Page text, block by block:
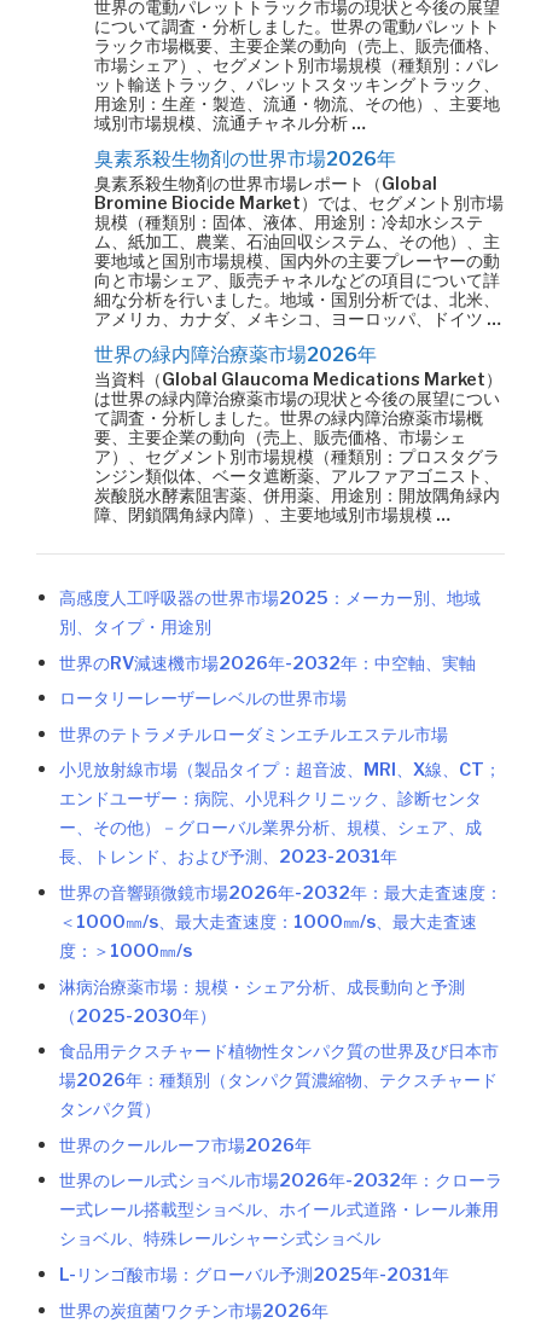
世界の電動パレットトラック市場の現状と今後の展望
について調査・分析しました。世界の電動パレットト
ラック市場概要、主要企業の動向（売上、販売価格、
市場シェア）、セグメント別市場規模（種類別：パレ
ット輸送トラック、パレットスタッキングトラック、
用途別：生産・製造、流通・物流、その他）、主要地
域別市場規模、流通チャネル分析 …
臭素系殺生物剤の世界市場2026年
臭素系殺生物剤の世界市場レポート（Global
Bromine Biocide Market）では、セグメント別市場
規模（種類別：固体、液体、用途別：冷却水システ
ム、紙加工、農業、石油回収システム、その他）、主
要地域と国別市場規模、国内外の主要プレーヤーの動
向と市場シェア、販売チャネルなどの項目について詳
細な分析を行いました。地域・国別分析では、北米、
アメリカ、カナダ、メキシコ、ヨーロッパ、ドイツ …
世界の緑内障治療薬市場2026年
当資料（Global Glaucoma Medications Market）
は世界の緑内障治療薬市場の現状と今後の展望につい
て調査・分析しました。世界の緑内障治療薬市場概
要、主要企業の動向（売上、販売価格、市場シェ
ア）、セグメント別市場規模（種類別：プロスタグラ
ンジン類似体、ベータ遮断薬、アルファアゴニスト、
炭酸脱水酵素阻害薬、併用薬、用途別：開放隅角緑内
障、閉鎖隅角緑内障）、主要地域別市場規模 …
高感度人工呼吸器の世界市場2025：メーカー別、地域
別、タイプ・用途別
世界のRV減速機市場2026年-2032年：中空軸、実軸
ロータリーレーザーレベルの世界市場
世界のテトラメチルローダミンエチルエステル市場
小児放射線市場（製品タイプ：超音波、MRI、X線、CT；
エンドユーザー：病院、小児科クリニック、診断センタ
ー、その他）－グローバル業界分析、規模、シェア、成
長、トレンド、および予測、2023-2031年
世界の音響顕微鏡市場2026年-2032年：最大走査速度：
＜1000㎜/s、最大走査速度：1000㎜/s、最大走査速
度：＞1000㎜/s
淋病治療薬市場：規模・シェア分析、成長動向と予測
（2025-2030年）
食品用テクスチャード植物性タンパク質の世界及び日本市
場2026年：種類別（タンパク質濃縮物、テクスチャード
タンパク質）
世界のクールルーフ市場2026年
世界のレール式ショベル市場2026年-2032年：クローラ
ー式レール搭載型ショベル、ホイール式道路・レール兼用
ショベル、特殊レールシャーシ式ショベル
L-リンゴ酸市場：グローバル予測2025年-2031年
世界の炭疽菌ワクチン市場2026年